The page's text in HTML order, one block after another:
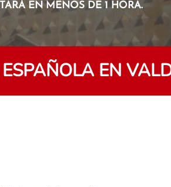
EN MENOS DE 1 HORA.
EN